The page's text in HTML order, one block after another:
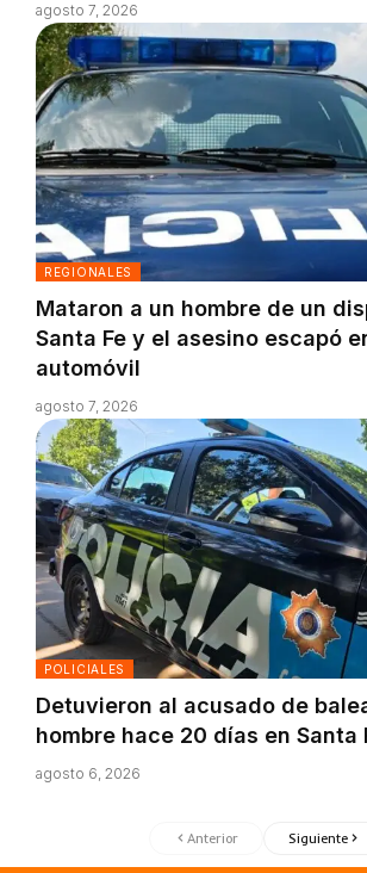
agosto 7, 2026
REGIONALES
Mataron a un hombre de un
Santa Fe y el asesino escapó
automóvil
agosto 7, 2026
POLICIALES
Detuvieron al acusado de
hombre hace 20 días en Santa
agosto 6, 2026
Anterior Siguiente